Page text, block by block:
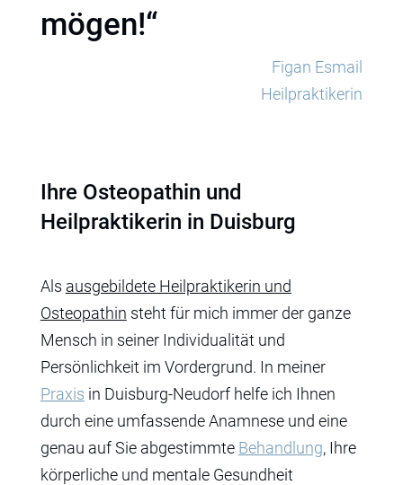
mögen!“
Figan Esmail
Heilpraktikerin
Ihre Osteopathin und
Heilpraktikerin in Duisburg
Als ausgebildete Heilpraktikerin und
Osteopathin steht für mich immer der ganze
Mensch in seiner Individualität und
Persönlichkeit im Vordergrund. In meiner
Praxis in Duisburg-Neudorf helfe ich Ihnen
durch eine umfassende Anamnese und eine
genau auf Sie abgestimmte Behandlung, Ihre
körperliche und mentale Gesundheit